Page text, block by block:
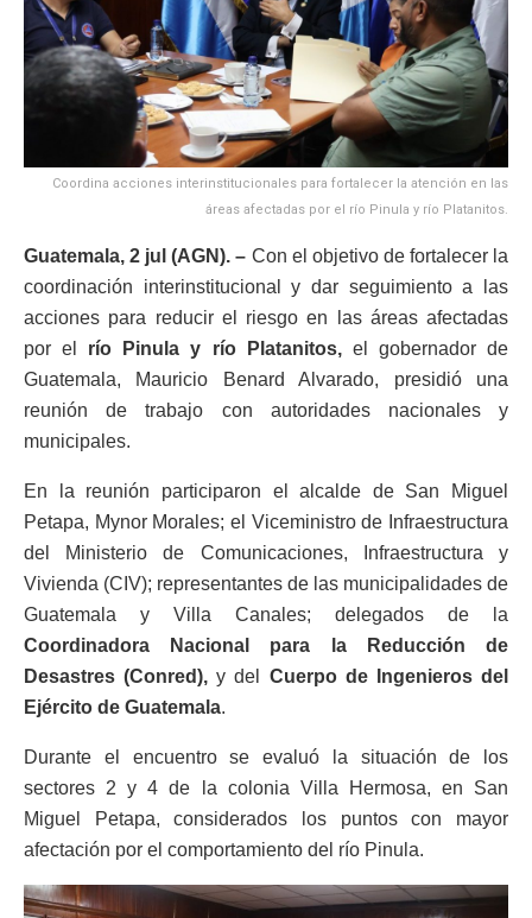
Coordina acciones interinstitucionales para fortalecer la atención en las
áreas afectadas por el río Pinula y río Platanitos.
Guatemala, 2 jul (AGN). – Con el objetivo de fortalecer la
coordinación interinstitucional y dar seguimiento a las
acciones para reducir el riesgo en las áreas afectadas
por el río Pinula y río Platanitos,el gobernador de
Guatemala, Mauricio Benard Alvarado, presidió una
reunión de trabajo con autoridades nacionales y
municipales.
En la reunión participaron el alcalde de San Miguel
Petapa, Mynor Morales; el Viceministro de Infraestructura
del Ministerio de Comunicaciones, Infraestructura y
Vivienda (CIV); representantes de las municipalidades de
Guatemala y Villa Canales; delegados de la
Coordinadora Nacional para la Reducción de
Desastres (Conred), y del Cuerpo de Ingenieros del
Ejército de Guatemala.
Durante el encuentro se evaluó la situación de los
sectores 2 y 4 de la colonia Villa Hermosa, en San
Miguel Petapa, considerados los puntos con mayor
afectación por el comportamiento del río Pinula.